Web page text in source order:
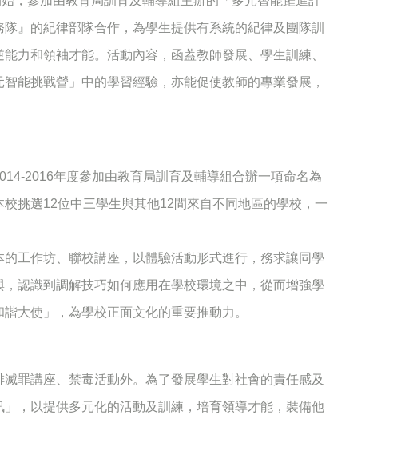
』的紀律部隊合作，為學生提供有系統的紀律及團隊訓
力和領袖才能。活動內容，函蓋教師發展、學生訓練、
能挑戰營」中的學習經驗，亦能促使教師的專業發展，
2016年度參加由教育局訓育及輔導組合辦一項命名為
挑選12位中三學生與其他12間來自不同地區的學校，一
工作坊、聯校講座，以體驗活動形式進行，務求讓同學
認識到調解技巧如何應用在學校環境之中，從而增強學
大使」，為學校正面文化的重要推動力。
罪講座、禁毒活動外。為了發展學生對社會的責任感及
，以提供多元化的活動及訓練，培育領導才能，裝備他